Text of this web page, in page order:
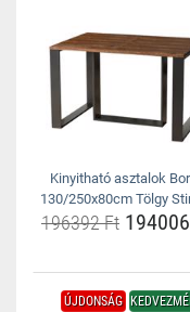
Kinyitható asztalok
130/250x80cm Tölgy
196392 Ft
ÚJDONSÁG